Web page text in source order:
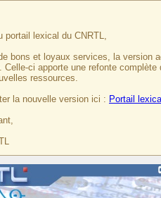
portail lexical du CNRTL,
bons et loyaux services, la version
. Celle-ci apporte une refonte
ressources.
la nouvelle version ici : Portail